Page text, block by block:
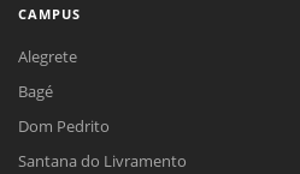
CAMPUS
Alegrete
Bagé
Dom Pedrito
Santana do Livramento